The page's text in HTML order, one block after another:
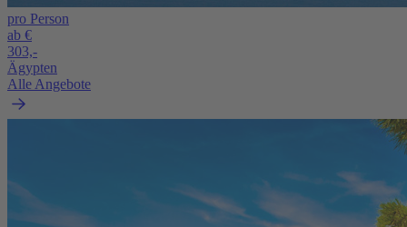
pro Person
ab €
303,-
Ägypten
Alle Angebote